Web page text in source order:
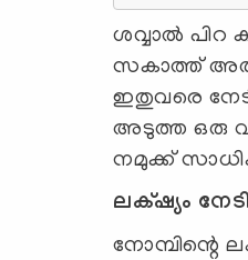
ശവ്വാല്‍
സകാത്ത്‌ അല്‍-
ഇതുവരെ
അടുത്ത ഒരു
നമുക്ക്
ലക്‌ഷ്യം
നോമ്പിന്റെ